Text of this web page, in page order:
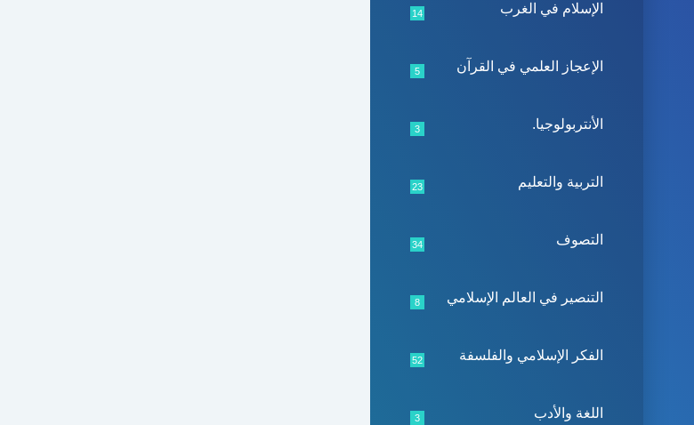
الإسلام في الغرب 14
الإعجاز العلمي في القرآن 5
الأنتربولوجيا. 3
التربية والتعليم 23
التصوف 34
التنصير في العالم الإسلامي 8
الفكر الإسلامي والفلسفة 52
اللغة والأدب 3